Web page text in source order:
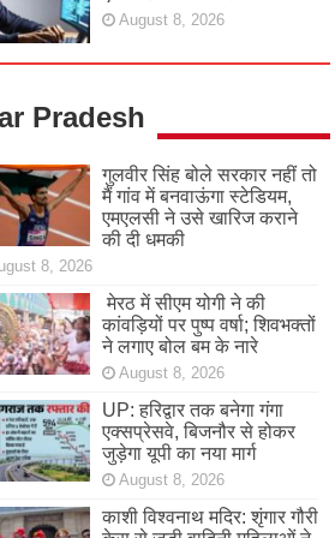
August 8, 2026
Pradesh
गुलवीर सिंह बोले सरकार नहीं तो
मैं गांव में बनवाऊंगा स्टेडियम,
एमएलसी ने उसे खारिज कराने
की दी धमकी
8, 2026
मेरठ में सीएम योगी ने की
कांवड़ियों पर पुष्प वर्षा; शिवभक्तों
ने लगाए बोल बम के नारे
August 8, 2026
UP: हरिद्वार तक बनेगा गंगा
एक्सप्रेसवे, बिजनौर से होकर
जुड़ेगा यूपी का नया मार्ग
August 8, 2026
काशी विश्वनाथ मदिर: शृंगार गौरी